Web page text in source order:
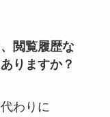
閲覧履歴な
りますか？
わりに